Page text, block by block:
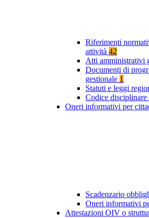
Riferimenti
attività 42
Atti amministrativi
Documenti di
gestionale 1
Statuti e leggi
Codice disciplinare
Oneri informativi per
Scadenzario
Oneri informativi
Attestazioni OIV o